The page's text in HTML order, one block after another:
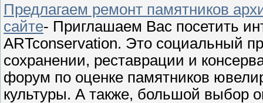
Предлагаем ремонт памятников
сайте- Приглашаем Вас посетить
ARTconservation. Это социальный
сохранении, реставрации и
форум по оценке памятников
культуры. А также, большой выбор